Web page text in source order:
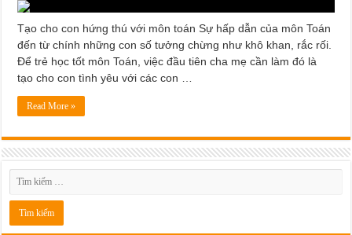
Tạo cho con hứng thú với môn toán Sự hấp dẫn của môn Toán
đến từ chính những con số tưởng chừng như khô khan, rắc rối.
Để trẻ học tốt môn Toán, việc đầu tiên cha mẹ cần làm đó là
tạo cho con tình yêu với các con …
Read More »